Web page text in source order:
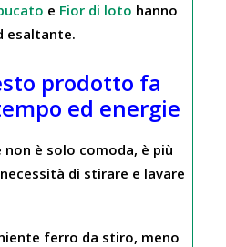
e Fior di loto hanno
esaltante.
prodotto fa
ed energie
è solo comoda, è più
di stirare e lavare
ferro da stiro, meno